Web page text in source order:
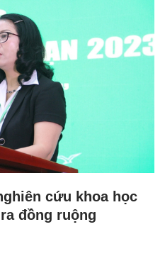
cứu khoa học
đồng ruộng